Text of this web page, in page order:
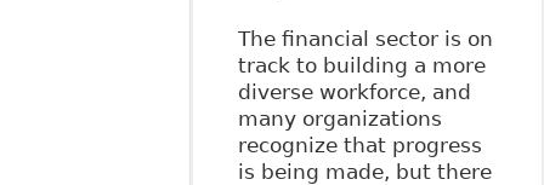
The financial sector is on
track to building a more
diverse workforce, and
many organizations
recognize that progress
is being made, but there